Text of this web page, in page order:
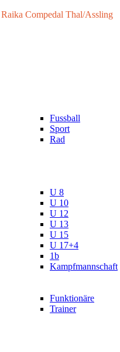
Compedal Thal/Assling
Fussball
Sport
Rad
U 8
U 10
U 12
U 13
U 15
U 17+4
1b
Kampfmannschaft
Funktionäre
Trainer